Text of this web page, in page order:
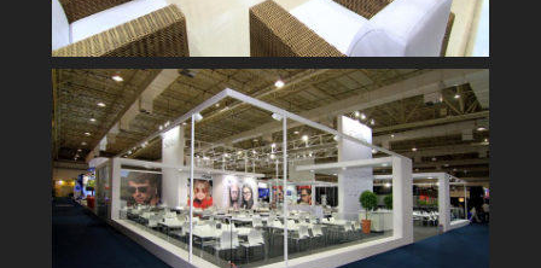
Safilo
Abióptica 2016